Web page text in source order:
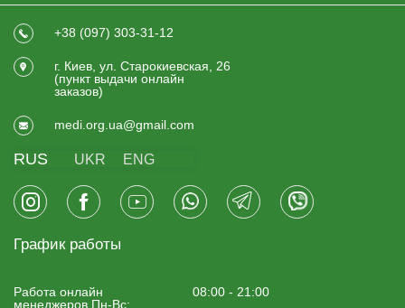
+38 (097) 303-31-12
г. Киев, ул. Старокиевская, 26
(пункт выдачи онлайн
заказов)
medi.org.ua@gmail.com
RUS UKR ENG
График работы
Работа онлайн
менеджеров Пн-Вс:
08:00 - 21:00